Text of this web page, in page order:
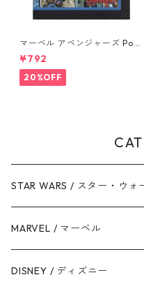
マーベル アベンジャーズ Pow
ers Unite 16pcペーパーナプ
キン MARVEL 紙ナプキン Ave
ngers
¥792
20%OFF
STAR WARS / スター・ウォ
ダース・ベイダー
ストームトルーパー
MARVEL / マーベル
マーベルコミック
DISNEY / ディズニー